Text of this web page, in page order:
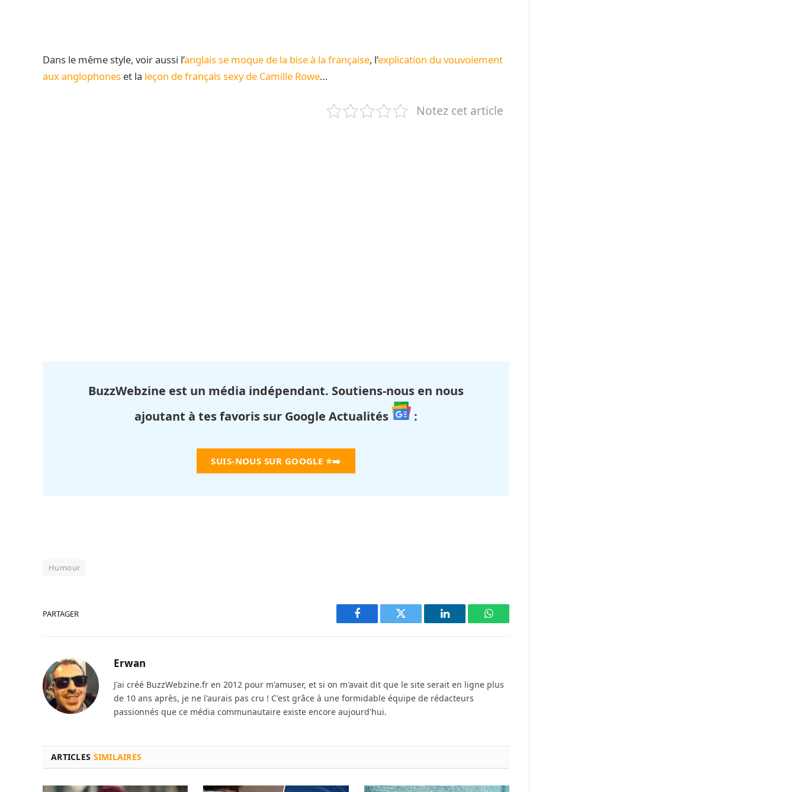
Dans le même style, voir aussi l’anglais se moque de la bise à la française, l’explication du vouvoiement
aux anglophones et la leçon de français sexy de Camille Rowe…
Notez cet article
BuzzWebzine est un média indépendant. Soutiens-nous en nous
ajoutant à tes favoris sur Google Actualités
:
SUIS-NOUS SUR GOOGLE ⭐➡️
Humour
PARTAGER
Facebook Twitter LinkedIn WhatsApp
Erwan
J'ai créé BuzzWebzine.fr en 2012 pour m'amuser, et si on m'avait dit que le site serait en ligne plus
de 10 ans après, je ne l'aurais pas cru ! C'est grâce à une formidable équipe de rédacteurs
passionnés que ce média communautaire existe encore aujourd'hui.
ARTICLES SIMILAIRES